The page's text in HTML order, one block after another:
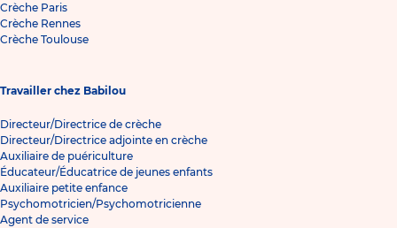
Crèche Paris
Crèche Rennes
Crèche Toulouse
Travailler chez Babilou
Directeur/Directrice de crèche
Directeur/Directrice adjointe en crèche
Auxiliaire de puériculture
Éducateur/Éducatrice de jeunes enfants
Auxiliaire petite enfance
Psychomotricien/Psychomotricienne
Agent de service